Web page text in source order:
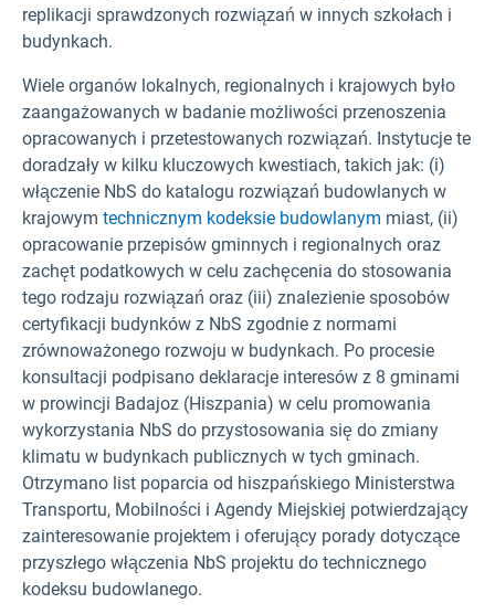
replikacji sprawdzonych rozwiązań w innych szkołach i
budynkach.
Wiele organów lokalnych, regionalnych i krajowych było
zaangażowanych w badanie możliwości przenoszenia
opracowanych i przetestowanych rozwiązań. Instytucje te
doradzały w kilku kluczowych kwestiach, takich jak: (i)
włączenie NbS do katalogu rozwiązań budowlanych w
krajowym technicznym kodeksie budowlanym miast, (ii)
opracowanie przepisów gminnych i regionalnych oraz
zachęt podatkowych w celu zachęcenia do stosowania
tego rodzaju rozwiązań oraz (iii) znalezienie sposobów
certyfikacji budynków z NbS zgodnie z normami
zrównoważonego rozwoju w budynkach. Po procesie
konsultacji podpisano deklaracje interesów z 8 gminami
w prowincji Badajoz (Hiszpania) w celu promowania
wykorzystania NbS do przystosowania się do zmiany
klimatu w budynkach publicznych w tych gminach.
Otrzymano list poparcia od hiszpańskiego Ministerstwa
Transportu, Mobilności i Agendy Miejskiej potwierdzający
zainteresowanie projektem i oferujący porady dotyczące
przyszłego włączenia NbS projektu do technicznego
kodeksu budowlanego.